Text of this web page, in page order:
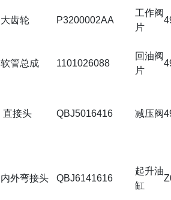
大齿轮 P3200002AA
工作阀
片
软管总成 1101026088
回油阀
片
直接头 QBJ5016416 减压阀
内外弯接头 QBJ6141616
起升油
缸